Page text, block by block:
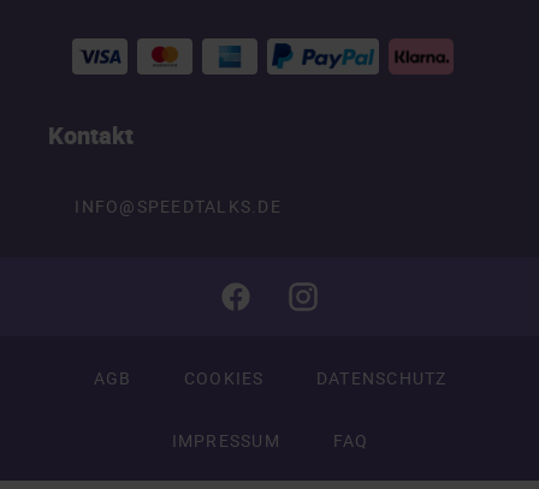
Kontakt
INFO@SPEEDTALKS.DE
AGB COOKIES DATENSCHUTZ
IMPRESSUM FAQ